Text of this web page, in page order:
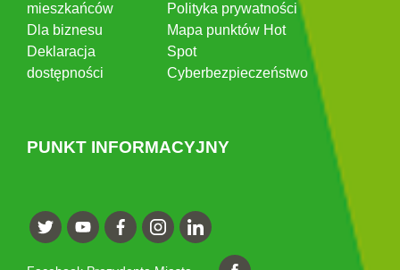
mieszkańców
Dla biznesu
Deklaracja
dostępności
Polityka prywatności
Mapa punktów Hot
Spot
Cyberbezpieczeństwo
PUNKT INFORMACYJNY